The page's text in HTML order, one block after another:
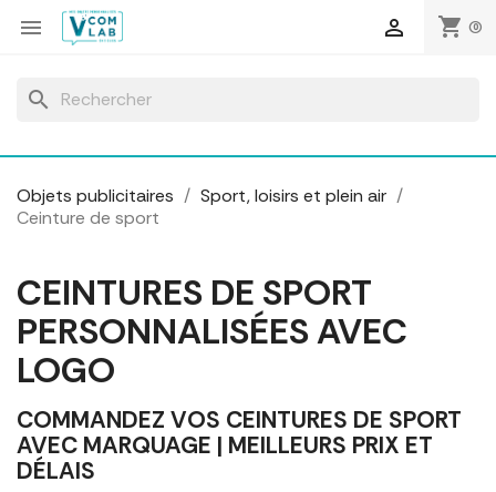
 shopping_cart (0)

search
Objets publicitaires
Sport, loisirs et plein air
Ceinture de sport
CEINTURES DE SPORT
PERSONNALISÉES AVEC
LOGO
COMMANDEZ VOS CEINTURES DE SPORT
AVEC MARQUAGE | MEILLEURS PRIX ET
DÉLAIS
Panneau de gestion des cookies